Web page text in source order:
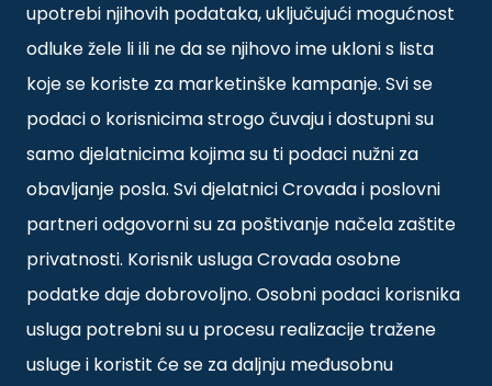
upotrebi njihovih podataka, uključujući mogućnost
odluke žele li ili ne da se njihovo ime ukloni s lista
koje se koriste za marketinške kampanje. Svi se
podaci o korisnicima strogo čuvaju i dostupni su
samo djelatnicima kojima su ti podaci nužni za
obavljanje posla. Svi djelatnici Crovada i poslovni
partneri odgovorni su za poštivanje načela zaštite
privatnosti. Korisnik usluga Crovada osobne
podatke daje dobrovoljno. Osobni podaci korisnika
usluga potrebni su u procesu realizacije tražene
usluge i koristit će se za daljnju međusobnu